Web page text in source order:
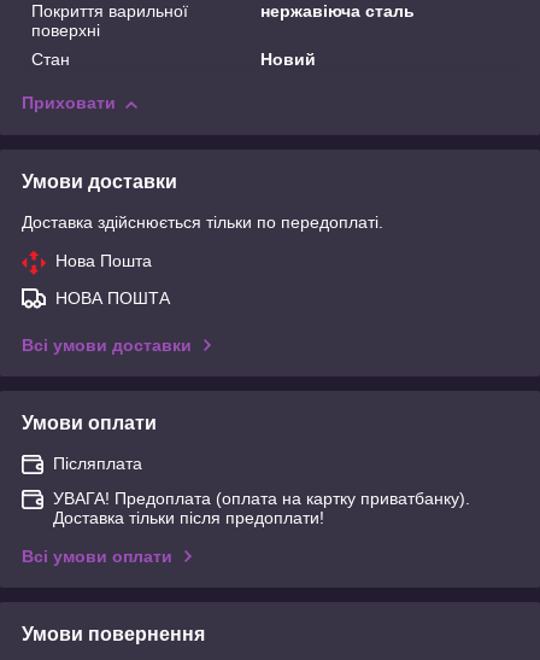
Покриття варильної
поверхні
нержавіюча сталь
Стан Новий
Приховати
Умови доставки
Доставка здійснюється тільки по передоплаті.
Нова Пошта
НОВА ПОШТА
Всі умови доставки
Умови оплати
Післяплата
УВАГА! Предоплата (оплата на картку приватбанку).
Доставка тільки після предоплати!
Всі умови оплати
Умови повернення